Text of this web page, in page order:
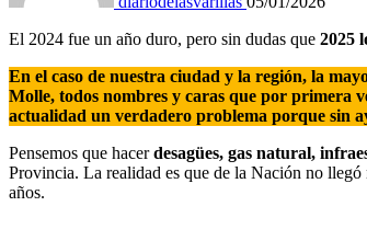
El 2024 fue un año duro, pero sin dudas que 2025
En el caso de nuestra ciudad y la región, la
Molle, todos nombres y caras que por primera
actualidad un verdadero problema porque sin
Pensemos que hacerdesagües, gas natural,
Provincia. La realidad es que de la Nación no llegó
años.